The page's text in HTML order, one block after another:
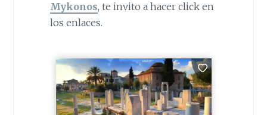
Mykonos, te invito a hacer click en
los enlaces.